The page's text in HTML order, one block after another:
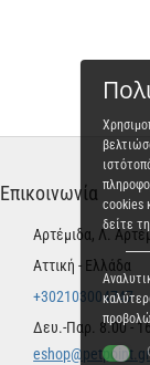
Επικοινωνία
Αρτέμιδα, Λ.
Αττική - Ελλάδα
+302103004747
Δευ.-Παρ. 8.00 -
eshop@petpoint.gr
cookies
δείτε